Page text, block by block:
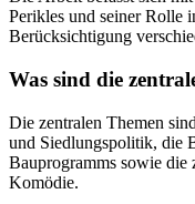
Perikles und seiner Rolle
Berücksichtigung
Was sind die
Die zentralen Themen
und Siedlungspolitik, die
Bauprogramms sowie die
Komödie.